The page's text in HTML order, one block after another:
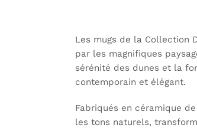
Les mugs de la Collection
par les magnifiques
sérénité des dunes et la
contemporain et élégant.
Fabriqués en céramique
les tons naturels,